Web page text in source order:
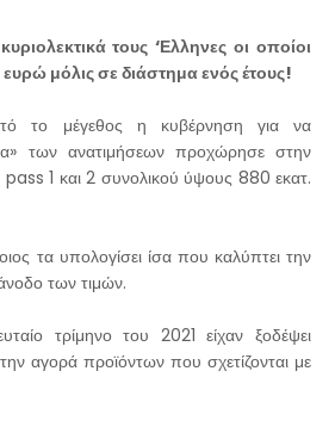
τους ‘Ελληνες οι οποίοι
μόλις σε διάστημα ενός έτους!
το μέγεθος η κυβέρνηση για να
των ανατιμήσεων προχώρησε στην
1 και 2 συνολικού ύψους 880 εκατ.
τα υπολογίσει ίσα που καλύπτει την
των τιμών.
τρίμηνο του 2021 είχαν ξοδέψει
αγορά προϊόντων που σχετίζονται με